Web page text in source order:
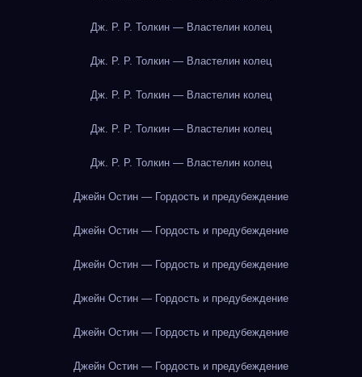
Дж. Р. Р. Толкин — Властелин колец
Дж. Р. Р. Толкин — Властелин колец
Дж. Р. Р. Толкин — Властелин колец
Дж. Р. Р. Толкин — Властелин колец
Дж. Р. Р. Толкин — Властелин колец
Джейн Остин — Гордость и предубеждение
Джейн Остин — Гордость и предубеждение
Джейн Остин — Гордость и предубеждение
Джейн Остин — Гордость и предубеждение
Джейн Остин — Гордость и предубеждение
Джейн Остин — Гордость и предубеждение